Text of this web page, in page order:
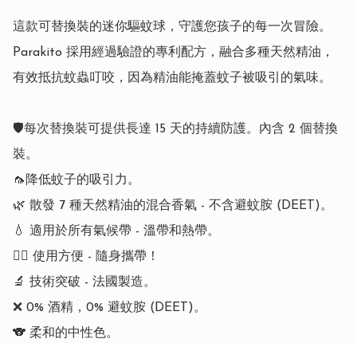
這款可替換裝的迷你驅蚊球，守護您孩子的每一次冒險。
Parakito 採用經過驗證的專利配方，融合多種天然精油，
有效抵抗蚊蟲叮咬，因為精油能掩蓋蚊子被吸引的氣味。
🛡️每次替換裝可提供長達 15 天的持續防護。內含 2 個替換
裝。
🦟降低蚊子的吸引力。
🌿 散發 7 種天然精油的混合香氣 - 不含避蚊胺 (DEET)。
💧 適用於所有氣候帶 - 溫帶和熱帶。
👌🏻 使用方便 - 隨身攜帶！
🔬 技術突破 - 法國製造。
❌ 0% 酒精，0% 避蚊胺 (DEET)。